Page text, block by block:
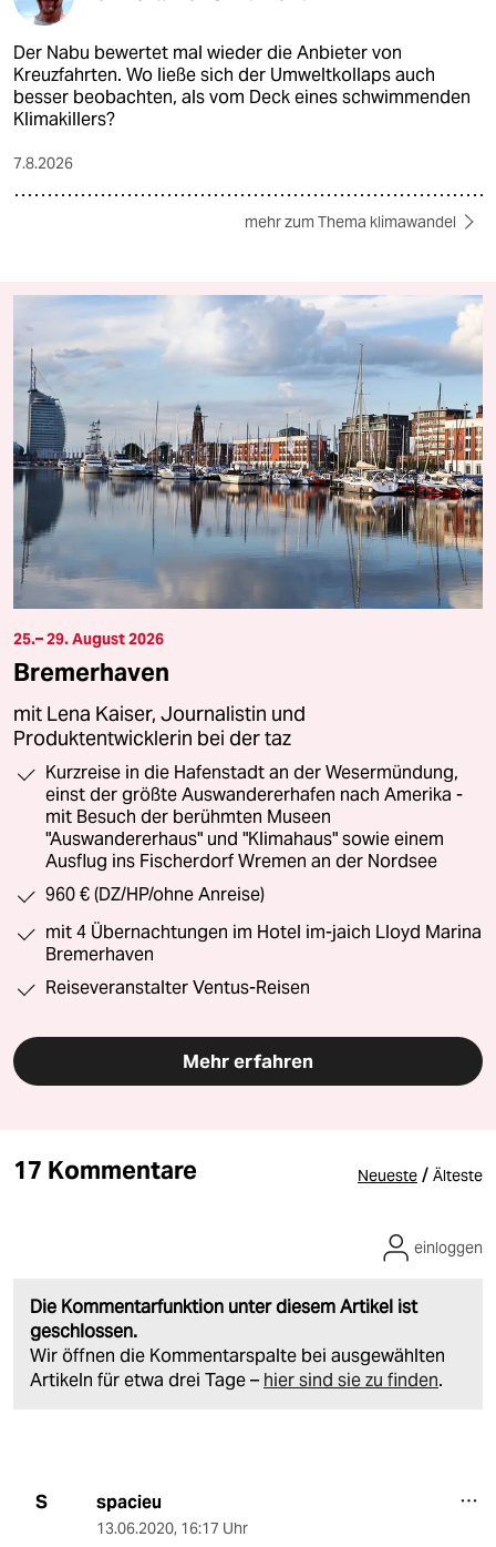
Der Nabu bewertet mal wieder die Anbieter von
Kreuzfahrten. Wo ließe sich der Umweltkollaps auch
besser beobachten, als vom Deck eines schwimmenden
Klimakillers?
7.8.2026
mehr zum Thema klimawandel
25.– 29. August 2026
Bremerhaven
mit Lena Kaiser, Journalistin und
Produktentwicklerin bei der taz
Kurzreise in die Hafenstadt an der Wesermündung,
einst der größte Auswandererhafen nach Amerika -
mit Besuch der berühmten Museen
"Auswandererhaus" und "Klimahaus" sowie einem
Ausflug ins Fischerdorf Wremen an der Nordsee
960 € (DZ/HP/ohne Anreise)
mit 4 Übernachtungen im Hotel im-jaich Lloyd Marina
Bremerhaven
Reiseveranstalter Ventus-Reisen
Mehr erfahren
17 Kommentare Neueste / Älteste
Die Kommentarfunktion unter diesem Artikel ist
geschlossen.
Wir öffnen die Kommentarspalte bei ausgewählten
Artikeln für etwa drei Tage – hier sind sie zu finden.
einloggen
S spacieu
13.06.2020, 16:17 Uhr